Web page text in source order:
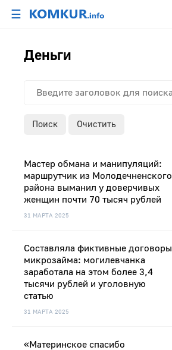
☰
Деньги
Поиск Очистить
31 МАРТА 2025
Мастер обмана и манипуляций:
маршрутчик из Молодечненского
района выманил у доверчивых
женщин почти 70 тысяч рублей
31 МАРТА 2025
Cоставляла фиктивные договоры
микрозайма: могилевчанка
заработала на этом более 3,4
тысячи рублей и уголовную
статью
«Материнское спасибо